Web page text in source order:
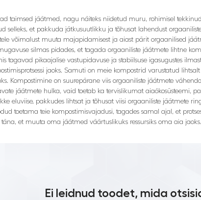
taimsed jäätmed, nagu näiteks niidetud muru, rohimisel
selleks, et pakkuda jätkusuutlikku ja tõhusat lahendust
võimalust muuta majapidamisest ja aiast pärit orgaanilised
silmas pidades, et tagada orgaaniliste jäätmete lihtne
tagavad pikaajalise vastupidavuse ja stabiilsuse igasugustes
jaoks. Samuti on meie kompostrid varustatud
Kompostimine on suurepärane viis orgaaniliste jäätmete
jäätmete hulka, vaid toetab ka tervislikumat aiaökosüsteemi,
eluviise, pakkudes lihtsat ja tõhusat viisi orgaaniliste jäätmete
toetama teie kompostimisvajadusi, tagades samal ajal, et
et muuta oma jäätmed väärtuslikuks ressursiks oma aia jaoks.
Ei leidnud toodet, mida